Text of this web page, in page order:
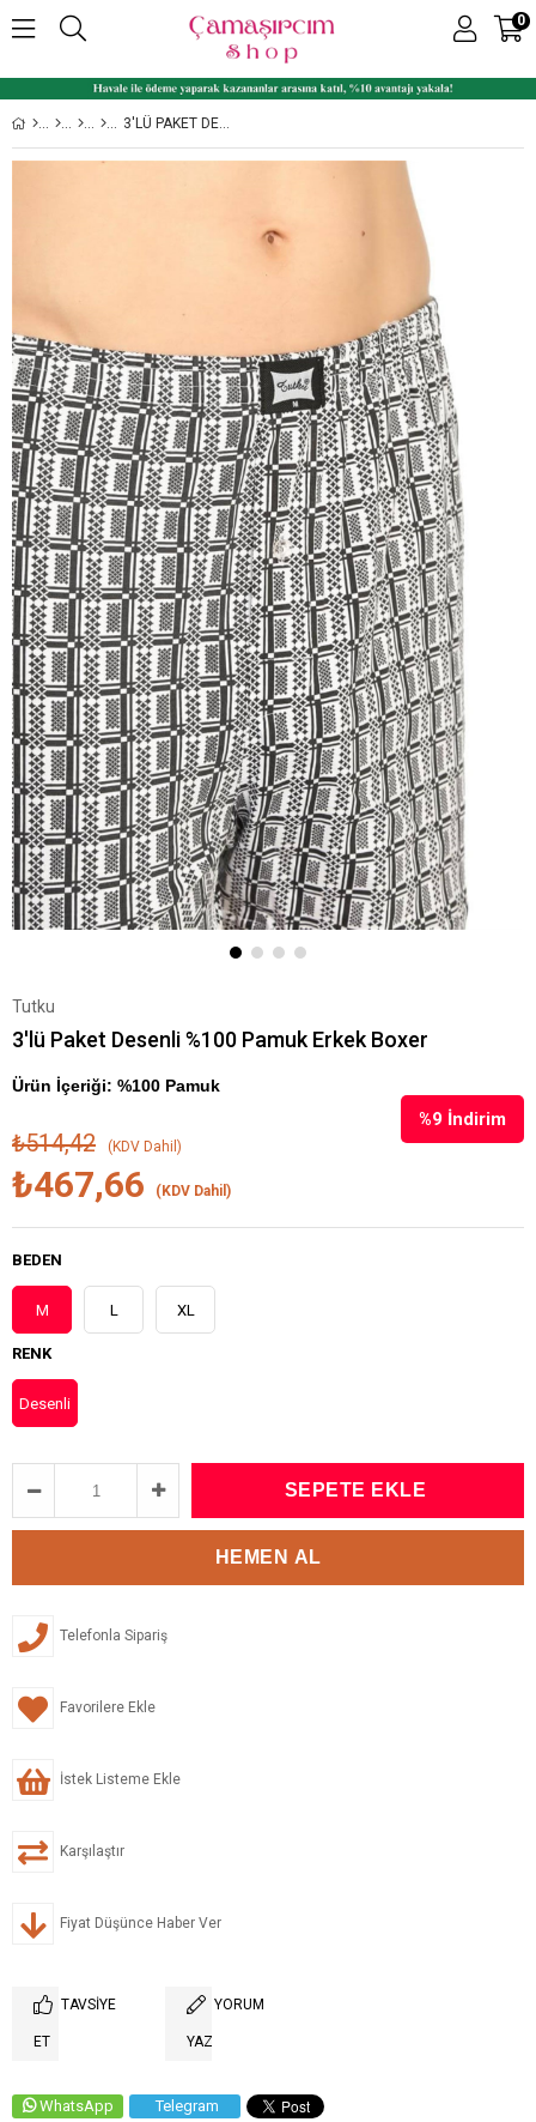
0
3'LÜ PAKET DESENLI %100 PAMUK ERKEK BOXER
Tutku
3'lü Paket Desenli %100 Pamuk Erkek Boxer
Ürün İçeriği: %100 Pamuk
%9 İndirim
₺514,42 (KDV Dahil)
₺467,66 (KDV Dahil)
BEDEN
M L XL
RENK
Desenli
Telefonla Sipariş
Favorilere Ekle
İstek Listeme Ekle
Karşılaştır
Fiyat Düşünce Haber Ver
TAVSIYE
ET
YORUM
YAZ
WhatsApp Telegram